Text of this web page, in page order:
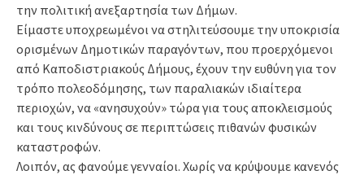
την πολιτική ανεξαρτησία των Δήμων.
Είμαστε υποχρεωμένοι να στηλιτεύσουμε την υποκρισία
ορισμένων Δημοτικών παραγόντων, που προερχόμενοι
από Καποδιστριακούς Δήμους, έχουν την ευθύνη για τον
τρόπο πολεοδόμησης, των παραλιακών ιδιαίτερα
περιοχών, να «ανησυχούν» τώρα για τους αποκλεισμούς
και τους κινδύνους σε περιπτώσεις πιθανών φυσικών
καταστροφών.
Λοιπόν, ας φανούμε γενναίοι. Χωρίς να κρύψουμε κανενός